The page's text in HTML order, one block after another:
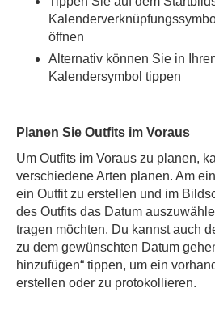
öffnen
Alternativ können Sie in
Kalendersymbol tippen
Planen Sie Outfits im Voraus
Um Outfits im Voraus zu planen,
verschiedene Arten planen. Am
ein Outfit zu erstellen und im
des Outfits das Datum
tragen möchten. Du kannst auch
zu dem gewünschten Datum
hinzufügen“ tippen, um ein
erstellen oder zu protokollieren.